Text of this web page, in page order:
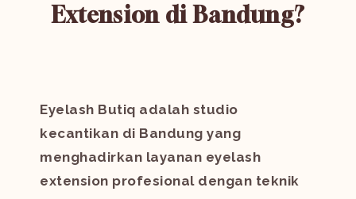
Extension di Bandung?
Eyelash Butiq adalah studio
kecantikan di Bandung yang
menghadirkan layanan eyelash
extension profesional dengan teknik